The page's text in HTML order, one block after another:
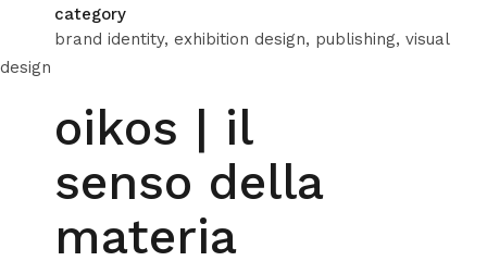
category
brand identity, exhibition design, publishing, visual
design
oikos | il
senso della
materia